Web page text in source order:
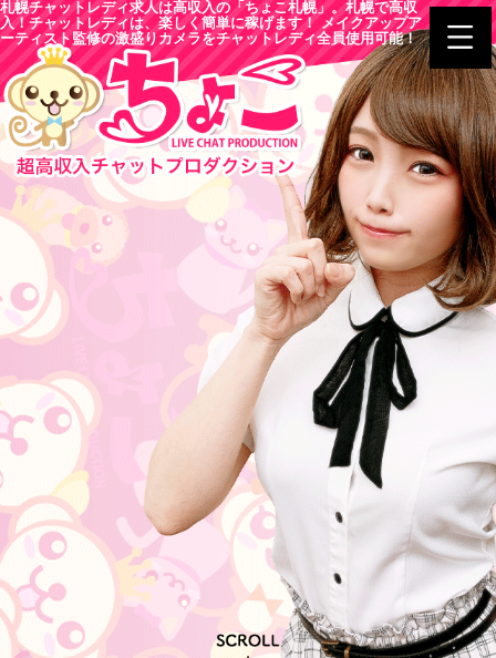
札幌チャットレディ求人は高収入の「ちょこ札幌」。札幌で高収
入！チャットレディは、楽しく簡単に稼げます！ メイクアップア
ーティスト監修の激盛りカメラをチャットレディ全員使用可能！